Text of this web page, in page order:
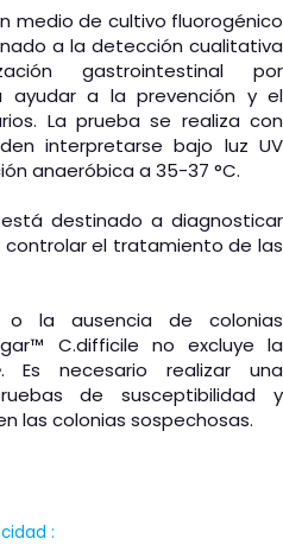
medio de cultivo fluorogénico
a la detección cualitativa
gastrointestinal por
ayudar a la prevención y el
La prueba se realiza con
interpretarse bajo luz UV
anaeróbica a 35-37 °C.
destinado a diagnosticar
el tratamiento de las
la ausencia de colonias
C.difficile no excluye la
. Es necesario realizar una
de susceptibilidad y
las colonias sospechosas.
: